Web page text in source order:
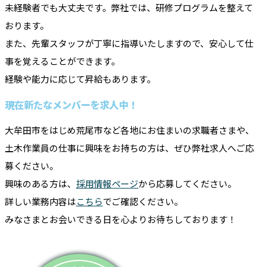
未経験者でも大丈夫です。弊社では、研修プログラムを整えて
おります。
また、先輩スタッフが丁寧に指導いたしますので、安心して仕
事を覚えることができます。
経験や能力に応じて昇給もあります。
現在新たなメンバーを求人中！
大牟田市をはじめ荒尾市など各地にお住まいの求職者さまや、
土木作業員の仕事に興味をお持ちの方は、ぜひ弊社求人へご応
募ください。
興味のある方は、 採用情報ページから応募してください。
詳しい業務内容はこちらでご確認ください。
みなさまとお会いできる日を心よりお待ちしております！